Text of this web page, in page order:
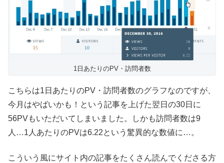
1日あたりのPV・訪問者数
こちらは1日あたりのPV・訪問者数のグラフなのですが、
今月はやばいかも！という記事を上げた翌日の30日に
56PVもいただいてしまいました。しかも訪問者数は9
人…1人あたりのPVは6.22という驚異的な数値に…。
こういう風にサイト内の記事をたくさん読んでくださる方